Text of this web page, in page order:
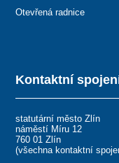
Kontaktní
statutární město Zlín
náměstí Míru 12
760 01 Zlín
(všechna kontaktní
Otevřená radnice